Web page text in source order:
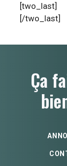
[two_last]
[/two_last]
Ça